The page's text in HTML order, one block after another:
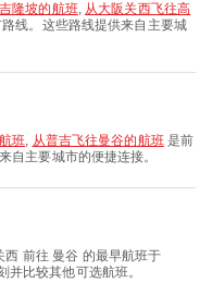
隆坡的航班, 从大阪关西飞往高
线。这些路线提供来自主要城
班, 从普吉飞往曼谷的航班是前
自主要城市的便捷连接。
比较其他可选航班。